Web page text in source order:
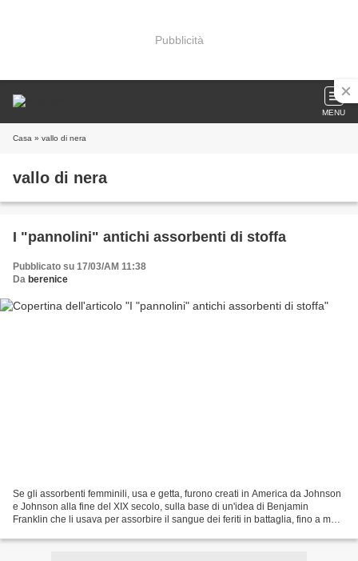
Pubblicità
MENU
Casa » vallo di nera
vallo di nera
I "pannolini" antichi assorbenti di stoffa
Pubblicato su 17/03/AM 11:38
Da berenice
Se gli assorbenti femminili, usa e getta, furono creati in America da Johnson
e Johnson alla fine del XIX secolo, sulla base di un'idea di Benjamin
Franklin che li usava per assorbire il sangue dei feriti in battaglia, fino a metà